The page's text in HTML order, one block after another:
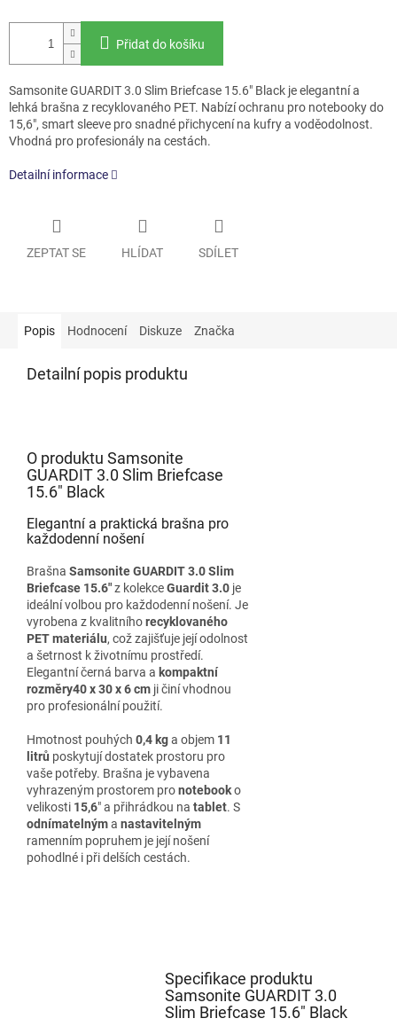
Přidat do košíku
Samsonite GUARDIT 3.0 Slim Briefcase 15.6" Black je elegantní a
lehká brašna z recyklovaného PET. Nabízí ochranu pro notebooky do
15,6", smart sleeve pro snadné přichycení na kufry a voděodolnost.
Vhodná pro profesionály na cestách.
Detailní informace
ZEPTAT SE HLÍDAT SDÍLET
Popis Hodnocení Diskuze Značka
Detailní popis produktu
O produktu Samsonite
GUARDIT 3.0 Slim Briefcase
15.6" Black
Elegantní a praktická brašna pro
každodenní nošení
Brašna Samsonite GUARDIT 3.0 Slim
Briefcase 15.6"z kolekceGuardit 3.0 je
ideální volbou pro každodenní nošení. Je
vyrobena z kvalitníhorecyklovaného
PET materiálu, což zajišťuje její odolnost
a šetrnost k životnímu prostředí.
Elegantní černá barva a kompaktní
rozměry40 x 30 x 6 cm ji činí vhodnou
pro profesionální použití.
Hmotnost pouhých 0,4 kga objem 11
litrů poskytují dostatek prostoru pro
vaše potřeby. Brašna je vybavena
vyhrazeným prostorem pronotebooko
velikosti 15,6" a přihrádkou na tablet. S
odnímatelnýma nastavitelným
ramenním popruhem je její nošení
pohodlné i při delších cestách.
Specifikace produktu
Samsonite GUARDIT 3.0
Slim Briefcase 15.6" Black